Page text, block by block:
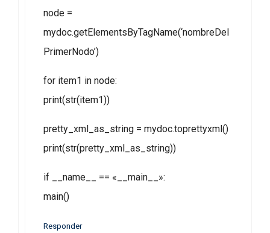
node =
mydoc.getElementsByTagName(‘nombreDel
PrimerNodo’)
for item1 in node:
print(str(item1))
pretty_xml_as_string = mydoc.toprettyxml()
print(str(pretty_xml_as_string))
if __name__ == «__main__»:
main()
Responder